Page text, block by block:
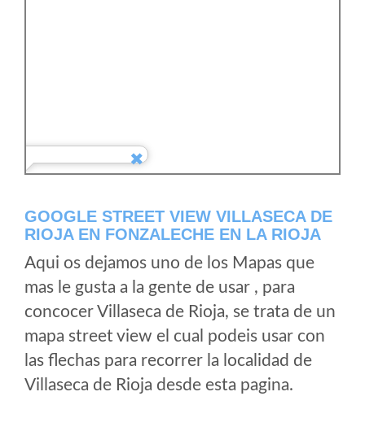
GOOGLE STREET VIEW VILLASECA DE
RIOJA EN FONZALECHE EN LA RIOJA
Aqui os dejamos uno de los Mapas que
mas le gusta a la gente de usar , para
concocer Villaseca de Rioja, se trata de un
mapa street view el cual podeis usar con
las flechas para recorrer la localidad de
Villaseca de Rioja desde esta pagina.